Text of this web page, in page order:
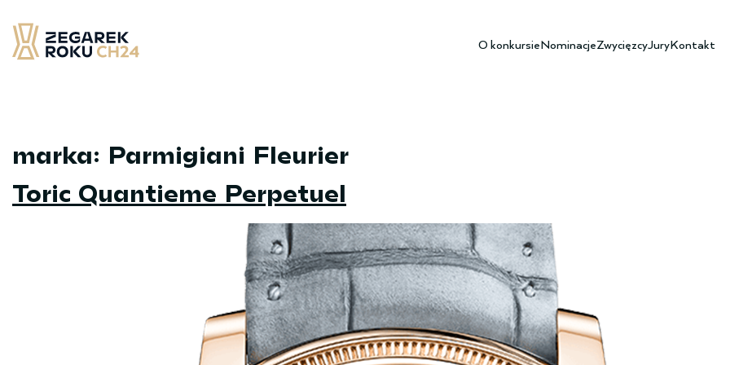
to
content
O konkursieNominacjeZwycięzcyJuryKontakt
marka: Parmigiani Fleurier
Toric Quantieme Perpetuel